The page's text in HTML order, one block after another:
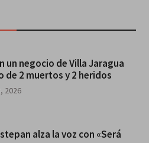
un negocio de Villa Jaragua
de 2 muertos y 2 heridos
2026
alza la voz con «Será